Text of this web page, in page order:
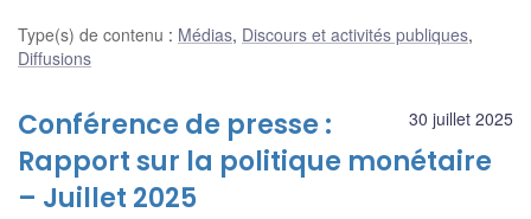
Type(s) de contenu : Médias, Discours et activités publiques,
Diffusions
30 juillet 2025
Conférence de presse :
Rapport sur la politique monétaire
– Juillet 2025